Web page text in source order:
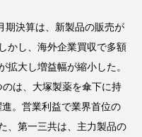
リチュード
ーティー 冷え
ルネス
期決算は、新製品の販売が
かし、海外企業買収で多額
拡大し増益幅が縮小した。
は、大塚製薬を傘下に持
。営業利益で業界首位の
、第一三共は、主力製品の